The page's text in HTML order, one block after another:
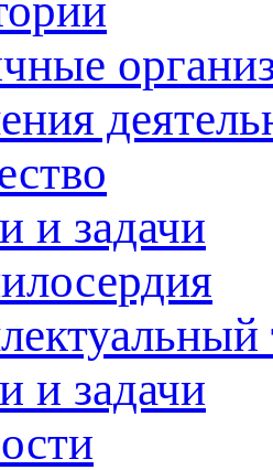
и задачи
и задачи